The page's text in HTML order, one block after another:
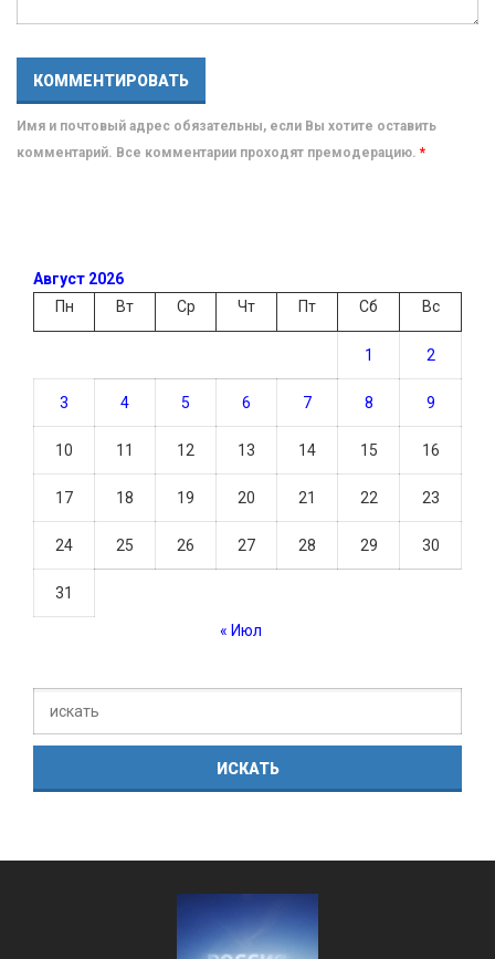
Имя и почтовый адрес обязательны, если Вы хотите оставить
комментарий. Все комментарии проходят премодерацию. *
Август 2026
Пн
Вт Ср Чт Пт Сб Вс
1 2
3 4 5 6 7 8 9
10 11 12 13 14 15 16
17 18 19 20 21 22 23
24 25 26 27 28 29 30
31
« Июл